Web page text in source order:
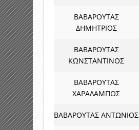
ΒΑΒΑΡΟΥΤΑΣ
ΔΗΜΗΤΡΙΟΣ
ΒΑΒΑΡΟΥΤΑΣ
ΚΩΝΣΤΑΝΤΙΝΟΣ
ΒΑΒΑΡΟΥΤΑΣ
ΧΑΡΑΛΑΜΠΟΣ
ΒΑΒΑΡΟΥΤΑΣ ΑΝΤΩΝΙΟΣ